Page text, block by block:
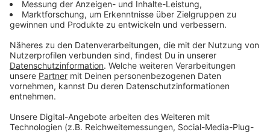
Wir benötigen Ihre
Zustimmung, um den YouTube
Video-Service zu laden!
Wir verwenden einen Service eines
einzubetten. Dieser Service kann